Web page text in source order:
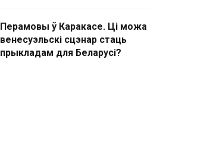
Перамовы ў Каракасе. Ці можа
венесуэльскі сцэнар стаць
прыкладам для Беларусі?